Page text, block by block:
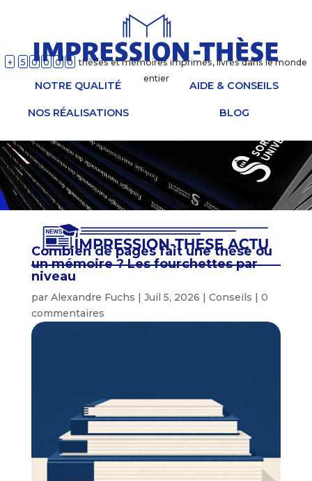
+ 5 0 0 0 0 thèses et mémoires imprimés, livrés dans le monde
entier
NOTRE QUALITÉ AIDE & CONSEILS
NOS RÉALISATIONS BLOG
Combien de pages fait une thèse ou
un mémoire ? Les fourchettes par
niveau
par Alexandre Fuchs | Juil 5, 2026 | Conseils | 0
commentaires